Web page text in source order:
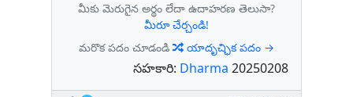
మీకు మెరుగైన అర్థం లేదా ఉదాహరణ తెలుసా?
మీరూ చేర్చండి!
మరొక పదం చూడండి
యాదృచ్ఛిక పదం →
సహకారి: Dharma 20250208